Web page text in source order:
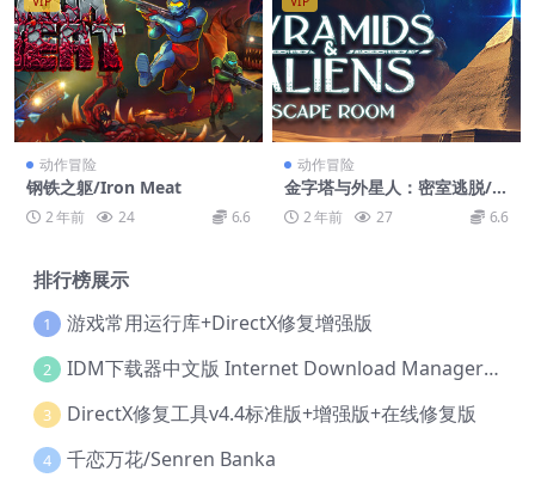
动作冒险
钢铁之躯/Iron Meat
2 年前 24 6.6
动作冒险
金字塔与外星人：密室逃脱/P
yramids and Aliens: Escape
Room
2 年前 27 6.6
排行榜展示
1 游戏常用运行库+DirectX修复增强版
2 IDM下载器中文版 Internet Download Manager v6.42.36 IDM
3 DirectX修复工具v4.4标准版+增强版+在线修复版
4 千恋万花/Senren Banka